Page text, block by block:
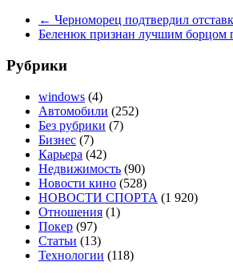
← Черноморец подтвердил
Беленюк признан лучшим борцом
Рубрики
windows (4)
Автомобили (252)
Без рубрики (7)
Бизнес (7)
Карьера (42)
Недвижимость (90)
Новости кино (528)
НОВОСТИ СПОРТА (1 920)
Отношения (1)
Покер (97)
Статьи (13)
Технологии (118)